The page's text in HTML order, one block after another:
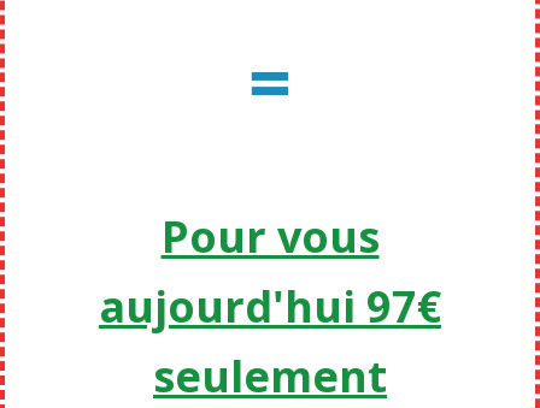
=
Pour vous
aujourd'hui 97€
seulement